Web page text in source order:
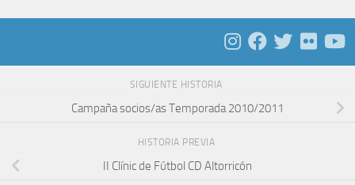
SIGUIENTE HISTORIA
Campaña socios/as Temporada 2010/2011
HISTORIA PREVIA
II Clínic de Fútbol CD Altorricón